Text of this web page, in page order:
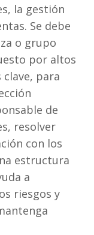
la gestión
Se debe
o grupo
por altos
para
de
resolver
con los
estructura
a
riesgos y